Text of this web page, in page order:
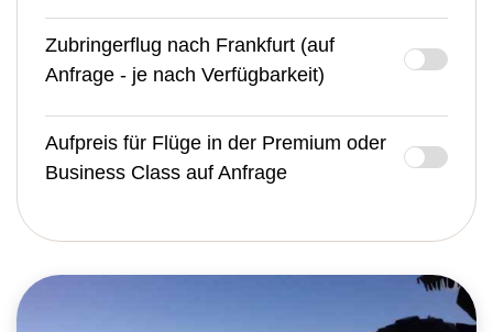
Zubringerflug nach Frankfurt (auf
Anfrage - je nach Verfügbarkeit)
Aufpreis für Flüge in der Premium oder
Business Class auf Anfrage